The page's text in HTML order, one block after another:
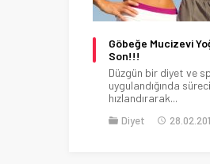
Göbeğe Mucizevi
Son!!!
Düzgün bir diyet ve
uygulandığında
hızlandırarak...
Diyet